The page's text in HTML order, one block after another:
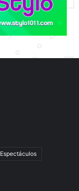
Espectáculos